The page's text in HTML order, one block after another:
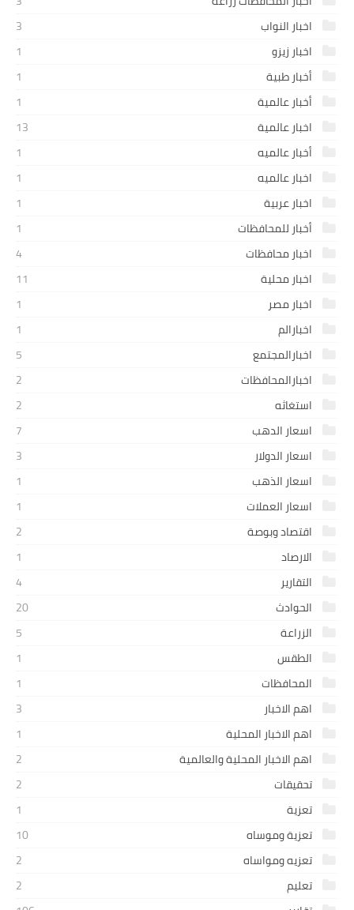
اخبار النواب
3
اخبار زيزو
1
أخبار طبية
1
أخبار عالمية
1
اخبار عالمية
13
أخبار عالميه
1
اخبار عالميه
1
اخبار عربية
1
أخبار للمحافظات
1
اخبار محافظات
4
اخبار محلية
11
اخبار مصر
1
اخبارالم
1
اخبارالمجتمع
5
اخبارالمحافظات
2
استغاثه
2
اسعار الدهب
7
اسعار الدولار
3
اسعار الذهب
1
اسعار العملات
1
اقتصاد وبوصة
2
الارصاد
1
التقارير
4
الحوادث
20
الزراعة
5
الطقس
1
المحافظات
1
اهم الاخبار
3
اهم الاخبار المحلية
1
اهم الاخبار المحلية والعالمية
2
تحقيقات
2
تعزية
1
تعزية وموساه
10
تعزيه ومواساه
2
تعليم
2